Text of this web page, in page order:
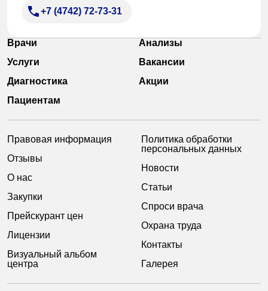
+7 (4742) 72-73-31
Врачи
Анализы
Услуги
Вакансии
Диагностика
Акции
Пациентам
Правовая информация
Отзывы
О нас
Закупки
Прейскурант цен
Лицензии
Визуальный альбом
центра
Политика обработки
персональных данных
Новости
Статьи
Спроси врача
Охрана труда
Контакты
Галерея